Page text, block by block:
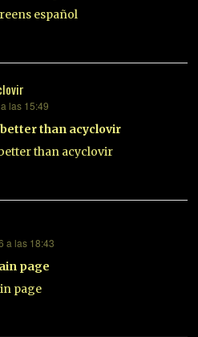
español
las 15:49
than acyclovir
than acyclovir
a las 18:43
page
page